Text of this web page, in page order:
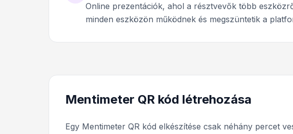
Online prezentációk, ahol a résztvevők több
minden eszközön működnek és megszüntetik a
Mentimeter QR kód létrehozása
Egy Mentimeter QR kód elkészítése csak néhány percet